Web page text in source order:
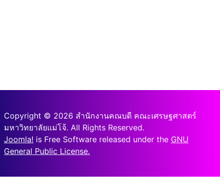
Copyright © 2026 สำนักงานคณบดี คณะเศรษฐศาสตร์
มหาวิทยาลัยแม่โจ้. All Rights Reserved.
Joomla! is Free Software released under the GNU
General Public License.